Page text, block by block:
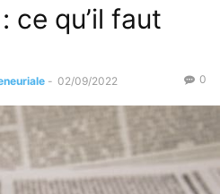
ce qu’il faut
- 02/09/2022 0